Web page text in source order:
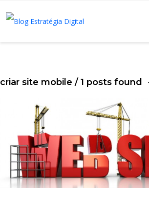
criar site mobile / 1 posts found